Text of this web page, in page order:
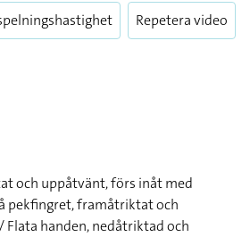
Repetera video
och uppåtvänt, förs inåt med
pekfingret, framåtriktat och
Flata handen, nedåtriktad och